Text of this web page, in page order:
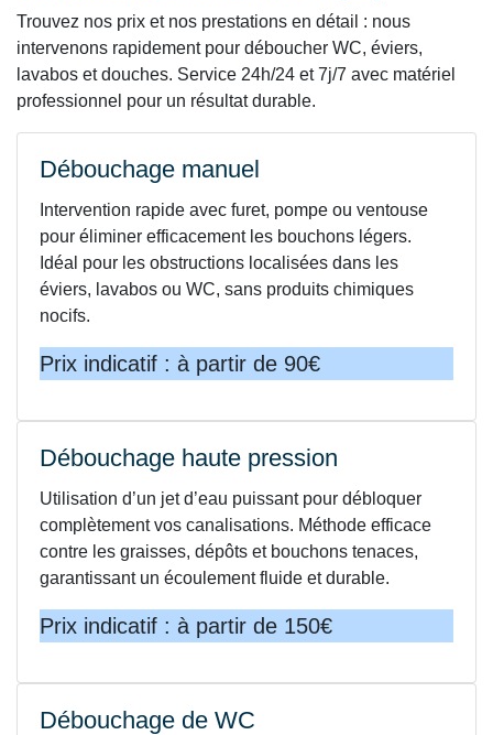
Trouvez nos prix et nos prestations en détail : nous
intervenons rapidement pour déboucher WC, éviers,
lavabos et douches. Service 24h/24 et 7j/7 avec matériel
professionnel pour un résultat durable.
Débouchage manuel
Intervention rapide avec furet, pompe ou ventouse
pour éliminer efficacement les bouchons légers.
Idéal pour les obstructions localisées dans les
éviers, lavabos ou WC, sans produits chimiques
nocifs.
Prix indicatif : à partir de 90€
Débouchage haute pression
Utilisation d’un jet d’eau puissant pour débloquer
complètement vos canalisations. Méthode efficace
contre les graisses, dépôts et bouchons tenaces,
garantissant un écoulement fluide et durable.
Prix indicatif : à partir de 150€
Débouchage de WC